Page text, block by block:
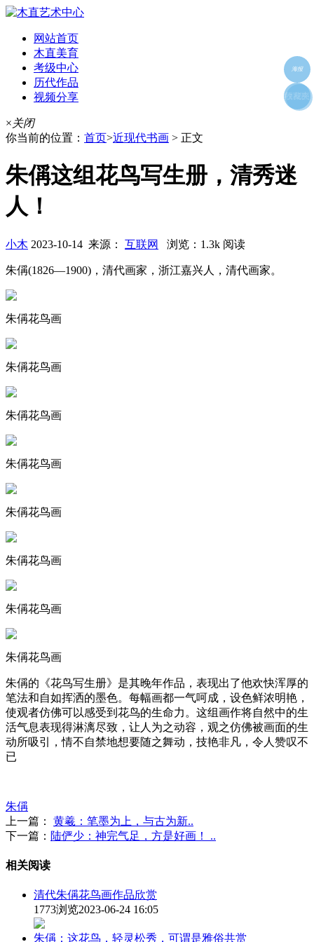
网站首页
木直美育
考级中心
历代作品
视频分享
×关闭
你当前的位置： 首页>近现代书画 > 正文
朱偁这组花鸟写生册，清秀迷
人！
小木 2023-10-14 来源： 互联网 浏览：1.3k 阅读
朱偁(1826—1900)，清代画家，浙江嘉兴人，清代画家。
朱偁花鸟画
朱偁花鸟画
朱偁花鸟画
朱偁花鸟画
朱偁花鸟画
朱偁花鸟画
朱偁花鸟画
朱偁花鸟画
朱偁的《花鸟写生册》是其晚年作品，表现出了他欢快浑厚的
笔法和自如挥洒的墨色。每幅画都一气呵成，设色鲜浓明艳，
使观者仿佛可以感受到花鸟的生命力。这组画作将自然中的生
活气息表现得淋漓尽致，让人为之动容，观之仿佛被画面的生
动所吸引，情不自禁地想要随之舞动，技艳非凡，令人赞叹不
已
朱偁
上一篇：
黄羲：笔墨为上，与古为新..
下一篇： 陆俨少：神完气足，方是好画！ ..
相关阅读
清代朱偁花鸟画作品欣赏
1773浏览2023-06-24 16:05
朱偁：这花鸟，轻灵松秀，可谓是雅俗共赏
海报
好友
朋友圈
收藏夹